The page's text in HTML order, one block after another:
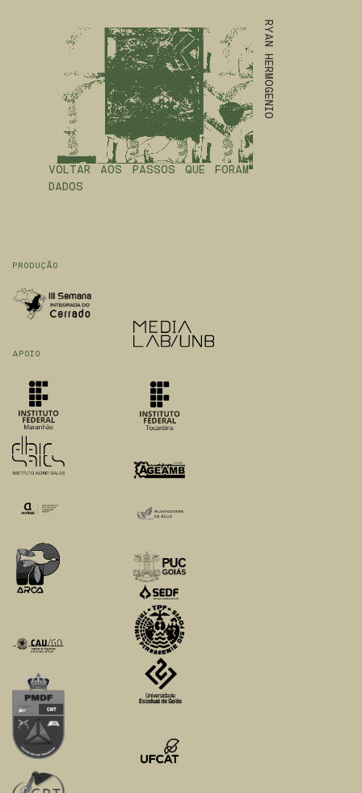
RYAN HERMOGENIO
VOLTAR AOS PASSOS QUE FORAM
DADOS
PRODUÇÃO
APOIO